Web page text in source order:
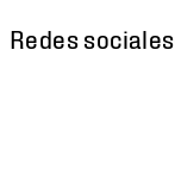
Redes sociales